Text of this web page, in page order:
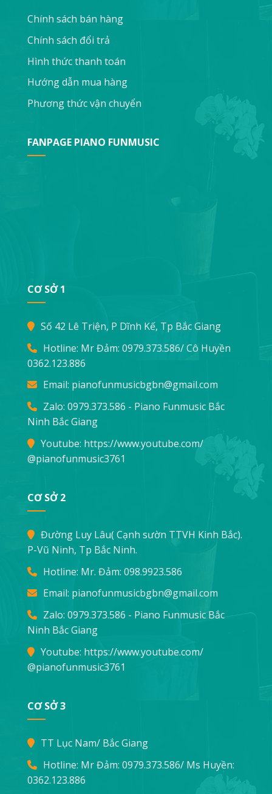
Chính sách bán hàng
Chính sách đổi trả
Hình thức thanh toán
Hướng dẫn mua hàng
Phương thức vận chuyển
FANPAGE PIANO FUNMUSIC
CƠ SỞ 1
Số 42 Lê Triện, P Dĩnh Kế, Tp Bắc Giang
Hotline: Mr Đảm: 0979.373.586/ Cô Huyền
0362.123.886
Email: pianofunmusicbgbn@gmail.com
Zalo: 0979.373.586 - Piano Funmusic Bắc
Ninh Bắc Giang
Youtube: https://www.youtube.com/
@pianofunmusic3761
CƠ SỞ 2
Đường Luy Lâu( Cạnh sườn TTVH Kinh Bắc).
P-Vũ Ninh, Tp Bắc Ninh.
Hotline: Mr. Đảm: 098.9923.586
Email: pianofunmusicbgbn@gmail.com
Zalo: 0979.373.586 - Piano Funmusic Bắc
Ninh Bắc Giang
Youtube: https://www.youtube.com/
@pianofunmusic3761
CƠ SỞ 3
TT Lục Nam/ Bắc Giang
Hotline: Mr Đảm: 0979.373.586/ Ms Huyền:
0362.123.886